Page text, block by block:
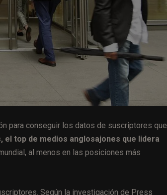
para conseguir los datos de suscriptores que
top de medios anglosajones que lidera
al menos en las posiciones más
Según la investigación de Press